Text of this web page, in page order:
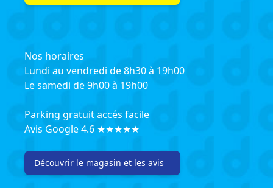
Nos horaires
Lundi au vendredi de 8h30 à 19h00
Le samedi de 9h00 à 19h00
Parking gratuit accés facile
Avis Google 4.6 ★★★★★
Découvrir le magasin et les avis